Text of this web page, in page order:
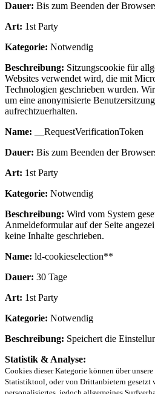
Dauer: Bis zum Beenden der
Art: 1st Party
Kategorie: Notwendig
Beschreibung: Sitzungscookie für
Websites verwendet wird, die mit
Technologien geschrieben wurden.
um eine anonymisierte
aufrechtzuerhalten.
Name: __RequestVerificationToken
Dauer: Bis zum Beenden der
Art: 1st Party
Kategorie: Notwendig
Beschreibung: Wird vom System
Anmeldeformular auf der Seite
keine Inhalte geschrieben.
Name: ld-cookieselection**
Dauer: 30 Tage
Art: 1st Party
Kategorie: Notwendig
Beschreibung: Speichert die
Statistik & Analyse:
Cookies dieser Kategorie können über
Statistiktool, oder von Drittanbietern gesetzt